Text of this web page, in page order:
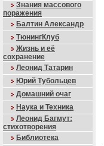
Знания массового
поражения
Балтин Александр
ТюнингКлуб
Жизнь и её
сохранение
Леонид Татарин
Юрий Тубольцев
Домашний очаг
Наука и Техника
Леонид Багмут:
стихотворения
Библиотека